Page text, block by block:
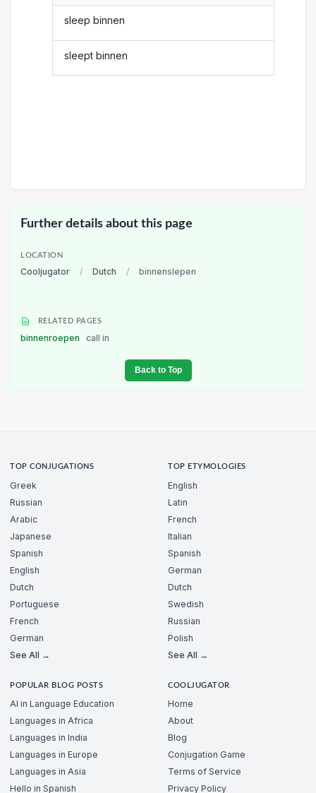
sleep binnen
sleept binnen
Further details about this page
LOCATION
Cooljugator / Dutch / binnenslepen
RELATED PAGES
binnenroepen call in
Back to Top
TOP CONJUGATIONS
Greek
Russian
Arabic
Japanese
Spanish
English
Dutch
Portuguese
French
German
See All →
TOP ETYMOLOGIES
English
Latin
French
Italian
Spanish
German
Dutch
Swedish
Russian
Polish
See All →
POPULAR BLOG POSTS
AI in Language Education
Languages in Africa
Languages in India
Languages in Europe
Languages in Asia
Hello in Spanish
COOLJUGATOR
Home
About
Blog
Conjugation Game
Terms of Service
Privacy Policy